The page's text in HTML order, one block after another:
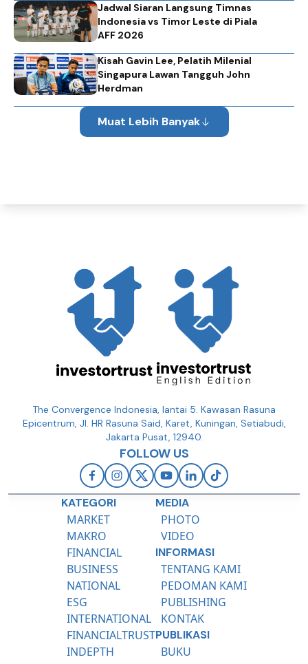
Jadwal Siaran Langsung Timnas
Indonesia vs Timor Leste di Piala
AFF 2026
Kisah Gavin Lee, Pelatih Milenial
Singapura Lawan Tangguh John
Herdman
Muat Lebih Banyak
The Convergence Indonesia, lantai 5. Kawasan Rasuna
Epicentrum, Jl. HR Rasuna Said, Karet, Kuningan, Setiabudi,
Jakarta Pusat, 12940.
FOLLOW US
KATEGORI
MARKET
MAKRO
FINANCIAL
BUSINESS
NATIONAL
ESG
INTERNATIONAL
FINANCIALTRUST
INDEPTH
MEDIA
PHOTO
VIDEO
INFORMASI
TENTANG KAMI
PEDOMAN KAMI
PUBLISHING
KONTAK
PUBLIKASI
BUKU